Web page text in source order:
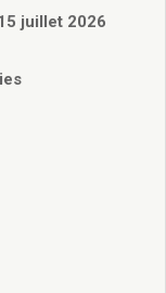
juillet 2026